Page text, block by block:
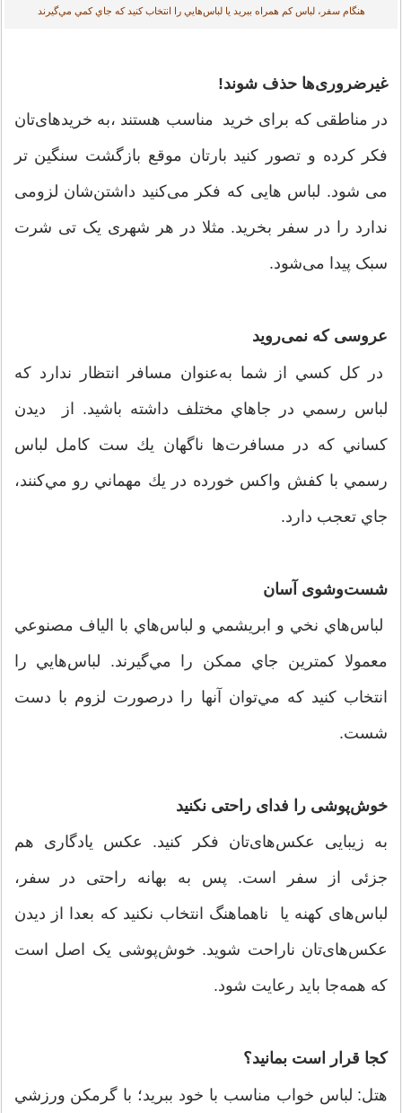
هنگام سفر، لباس كم همراه ببريد يا لباس‌هايي را انتخاب كنيد كه جاي كمي مي‌گيرند
غیرضروری‌ها حذف شوند!
در مناطقی که برای خرید مناسب هستند ،‌به خریدهای‌تان
فکر کرده و تصور کنید بارتان موقع بازگشت سنگین تر
می شود. لباس هایی که فکر می‌کنید داشتن‌شان لزومی
ندارد را در سفر بخرید. مثلا در هر شهری یک تی شرت
سبک پیدا می‌شود.
عروسی که نمی‌روید
در كل كسي از شما به‌عنوان مسافر انتظار ندارد كه
لباس رسمي در جاهاي مختلف داشته باشيد. از دیدن
كساني كه در مسافرت‌ها ناگهان يك ست كامل لباس
رسمي با كفش واكس خورده در يك مهماني رو مي‌كنند،
جاي تعجب دارد.
شست‌وشوی آسان
لباس‌هاي نخي و ابريشمي و لباس‌هاي با الياف مصنوعي
معمولا كمترين جاي ممكن را مي‌گيرند. لباس‌هايي را
انتخاب كنيد كه مي‌توان آنها را درصورت لزوم با دست
شست.
خوش‌پوشی را فدای راحتی نکنید
به زیبایی عکس‌های‌تان فکر کنید. عکس یادگاری هم
جزئی از ‌سفر است. پس به بهانه راحتی در سفر،
لباس‌های کهنه یا ناهماهنگ انتخاب نکنید که بعدا از دیدن
عکس‌های‌تان ناراحت شوید. خوش‌پوشی یک اصل است
که همه‌جا باید رعایت شود.
كجا قرار است بمانيد؟
هتل: لباس خواب مناسب با خود ببريد؛ با گرمكن ورزشي